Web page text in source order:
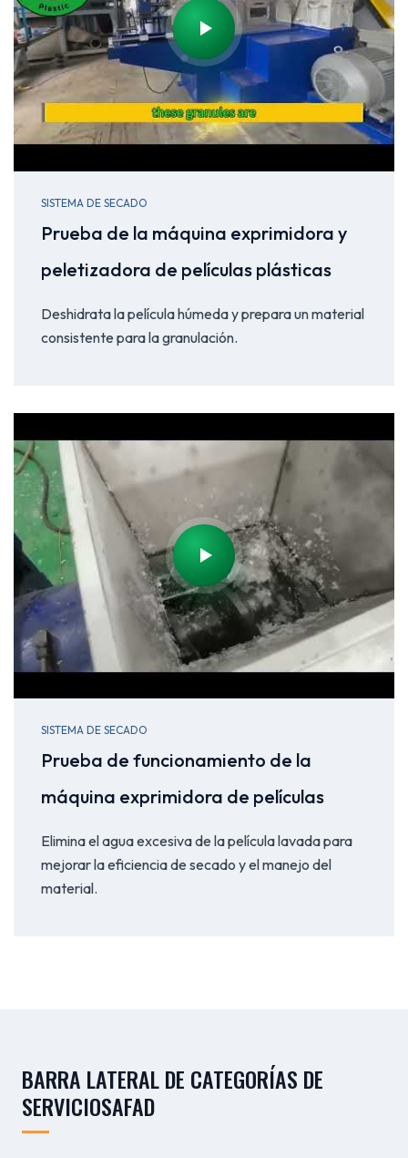
SISTEMA DE SECADO
Prueba de la máquina exprimidora y
peletizadora de películas plásticas
Deshidrata la película húmeda y prepara un material
consistente para la granulación.
SISTEMA DE SECADO
Prueba de funcionamiento de la
máquina exprimidora de películas
Elimina el agua excesiva de la película lavada para
mejorar la eficiencia de secado y el manejo del
material.
BARRA LATERAL DE CATEGORÍAS DE
SERVICIOSAFAD